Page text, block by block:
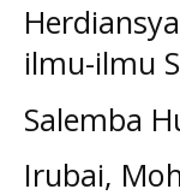
ilmu-ilmu
Salemba
Irubai,